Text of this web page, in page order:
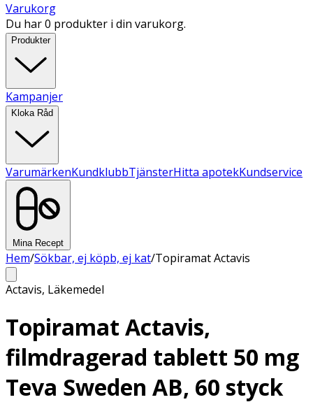
Varukorg
Du har 0 produkter i din varukorg.
Produkter
Kampanjer
Kloka Råd
VarumärkenKundklubbTjänsterHitta apotekKundservice
Mina Recept
Hem/Sökbar, ej köpb, ej kat/Topiramat Actavis
Actavis, Läkemedel
Topiramat Actavis,
filmdragerad tablett 50 mg
Teva Sweden AB, 60 styck